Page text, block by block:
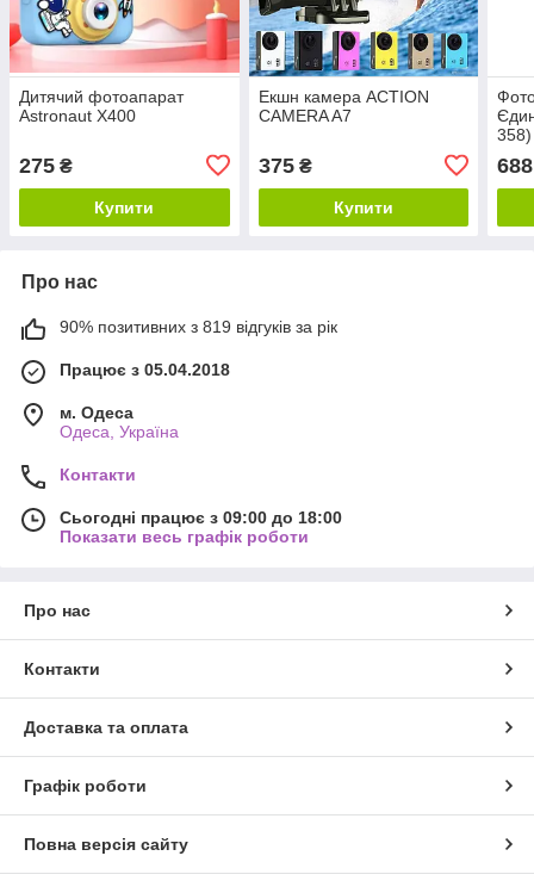
Дитячий фотоапарат
Astronaut X400
275 ₴
Купити
Екшн камера ACTION
CAMERA A7
375₴
Купити
358)
688
Про нас
90% позитивних з 819 відгуків за рік
Працює з 05.04.2018
м. Одеса
Одеса, Україна
Контакти
Сьогодні працює з 09:00 до 18:00
Показати весь графік роботи
Про нас
Контакти
Доставка та оплата
Графік роботи
Повна версія сайту